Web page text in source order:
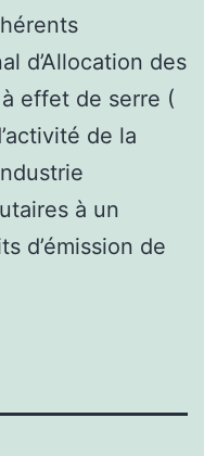
d’Allocation des
à effet de serre (
de la
à un
d’émission de